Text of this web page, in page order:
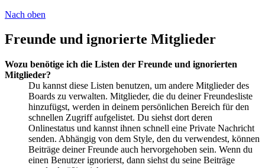
Nach oben
Freunde und ignorierte Mitglieder
Wozu benötige ich die Listen der Freunde und ignorierten
Mitglieder?
Du kannst diese Listen benutzen, um andere Mitglieder des
Boards zu verwalten. Mitglieder, die du deiner Freundesliste
hinzufügst, werden in deinem persönlichen Bereich für den
schnellen Zugriff aufgelistet. Du siehst dort deren
Onlinestatus und kannst ihnen schnell eine Private Nachricht
senden. Abhängig von dem Style, den du verwendest, können
Beiträge deiner Freunde auch hervorgehoben sein. Wenn du
einen Benutzer ignorierst, dann siehst du seine Beiträge